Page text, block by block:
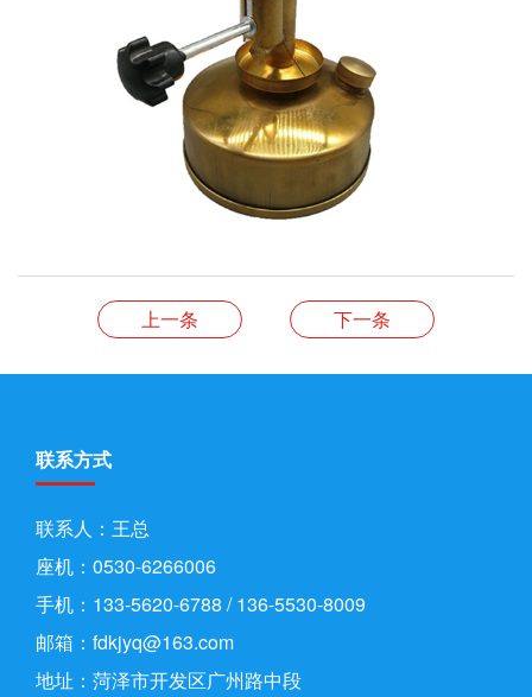
上一条 下一条
联系方式
联系人：王总
座机：0530-6266006
手机：133-5620-6788 / 136-5530-8009
邮箱：fdkjyq@163.com
地址：菏泽市开发区广州路中段